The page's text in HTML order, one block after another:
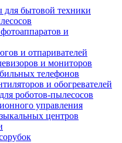
для бытовой техники
и
и отпаривателей
и мониторов
телефонов
и обогревателей
роботов-пылесосов
управления
центров